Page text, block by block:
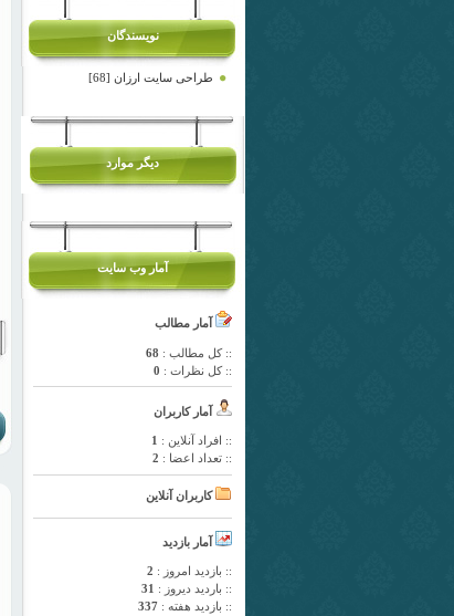
نویسندگان
طراحی سایت ارزان [68]
دیگر موارد
آمار وب سایت
آمار مطالب
:: کل مطالب : 68
:: کل نظرات : 0
آمار کاربران
:: افراد آنلاین : 1
:: تعداد اعضا : 2
کاربران آنلاین
آمار بازدید
:: بازدید امروز : 2
:: باردید دیروز :
31
:: بازدید هفته : 337